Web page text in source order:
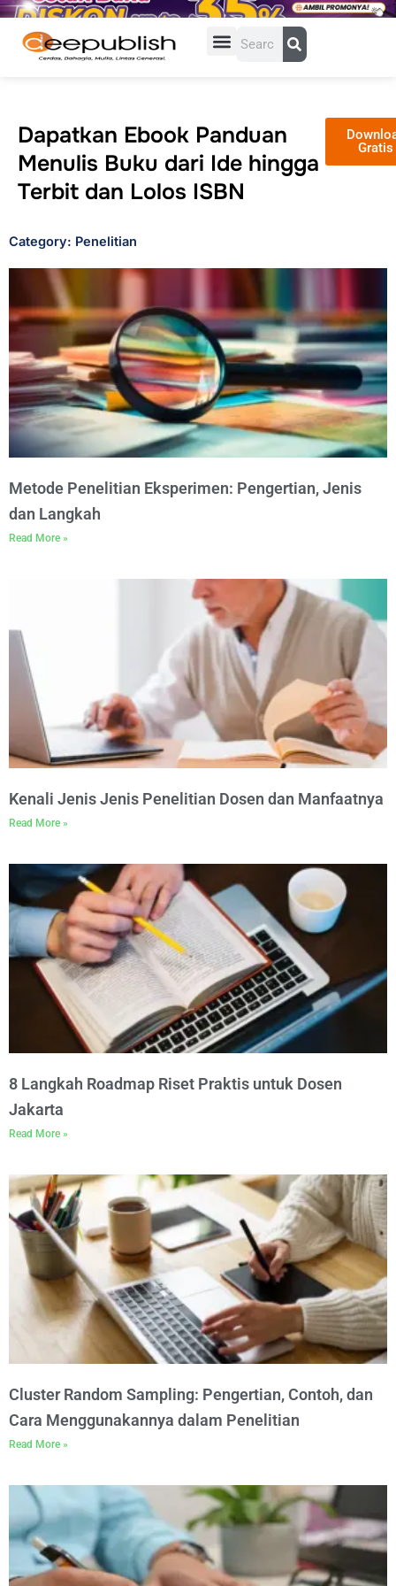
Lewati
konten
Dapatkan Ebook Panduan
Menulis Buku dari Ide hingga
Terbit dan Lolos ISBN
Gratis
Category: Penelitian
Metode Penelitian Eksperimen: Pengertian, Jenis
dan Langkah
Read More »
Kenali Jenis Jenis Penelitian Dosen dan Manfaatnya
Read More »
8 Langkah Roadmap Riset Praktis untuk Dosen
Jakarta
Read More »
Cluster Random Sampling: Pengertian, Contoh, dan
Cara Menggunakannya dalam Penelitian
Read More »